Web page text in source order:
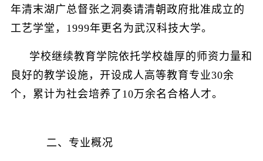
年清末湖广总督张之洞奏请清朝政府批准成立的
工艺学堂，1999年更名为武汉科技大学。
学校继续教育学院依托学校雄厚的师资力量和
良好的教学设施，开设成人高等教育专业30余
个，累计为社会培养了10万余名合格人才。
二、专业概况